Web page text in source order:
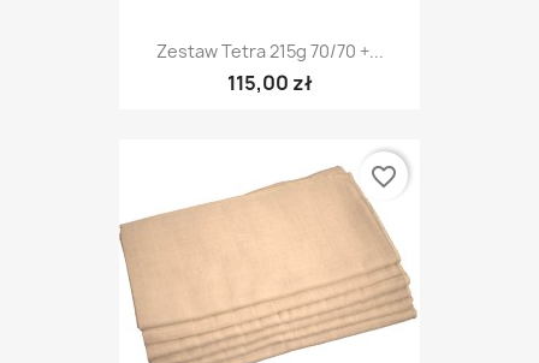
Zestaw Tetra 215g 70/70 +...
115,00 zł
favorite_border